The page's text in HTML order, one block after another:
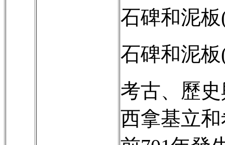
石碑和泥
石碑和泥
考古、歷
西拿基立